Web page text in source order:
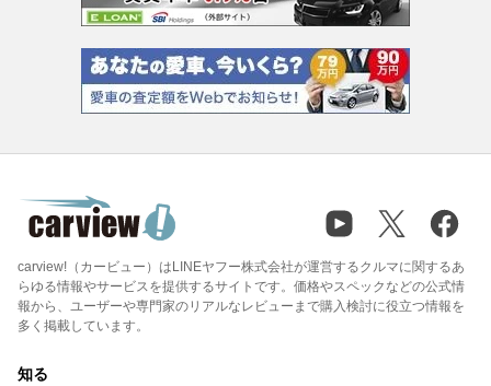
carview!（カービュー）はLINEヤフー株式会社が運営するクルマに関するあ
らゆる情報やサービスを提供するサイトです。価格やスペックなどの公式情
報から、ユーザーや専門家のリアルなレビューまで購入検討に役立つ情報を
多く掲載しています。
知る